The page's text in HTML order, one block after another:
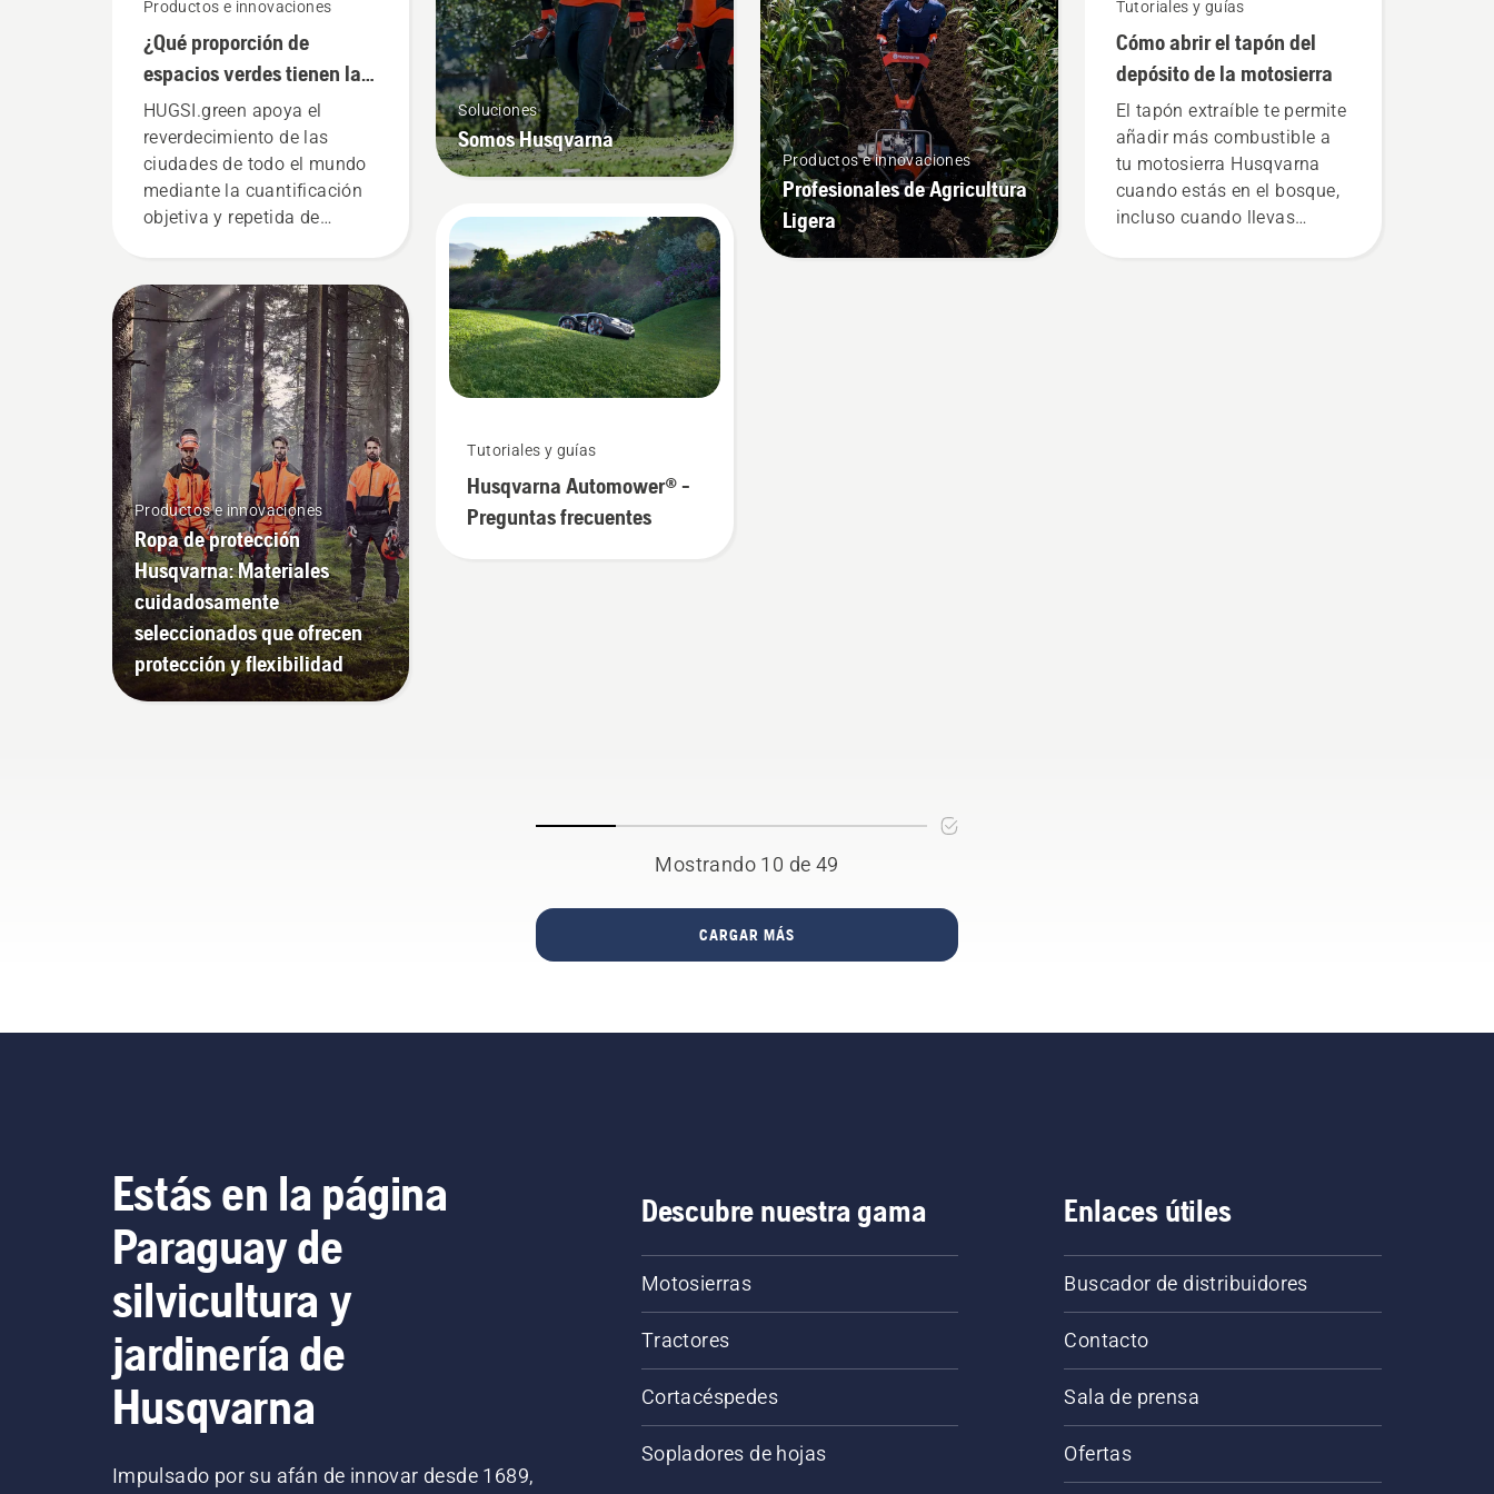
Productos e innovaciones
¿Qué proporción de
espacios verdes tienen las
ciudades de todo el
mundo?
HUGSI.green apoya el
reverdecimiento de las
ciudades de todo el mundo
mediante la cuantificación
objetiva y repetida de
zonas urbanas de cientos
de ciudades en más de
60 países por todo el
planeta.
Productos e innovaciones
Ropa de protección
Husqvarna: Materiales
cuidadosamente
seleccionados que ofrecen
protección y flexibilidad
Soluciones
Somos Husqvarna
Tutoriales y guías
Husqvarna Automower® -
Preguntas frecuentes
Productos e innovaciones
Profesionales de Agricultura
Ligera
Tutoriales y guías
Cómo abrir el tapón del
depósito de la motosierra
El tapón extraíble te permite
añadir más combustible a
tu motosierra Husqvarna
cuando estás en el bosque,
incluso cuando llevas
Mostrando 10 de 49
CARGAR MÁS
Estás en la página
Paraguay de
silvicultura y
jardinería de
Husqvarna
Impulsado por su afán de innovar desde 1689,
Descubre nuestra gama
Motosierras
Tractores
Cortacéspedes
Sopladores de hojas
Enlaces útiles
Buscador de distribuidores
Contacto
Sala de prensa
Ofertas